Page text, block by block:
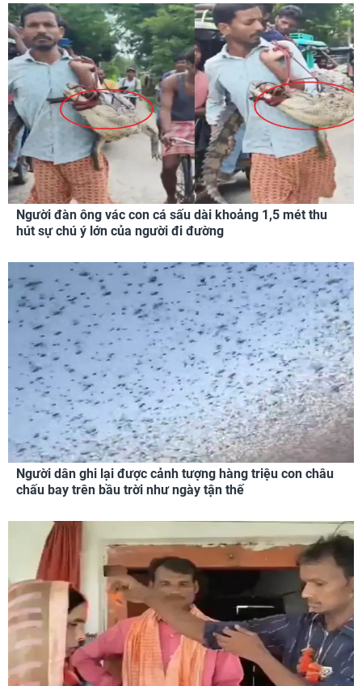
Người đàn ông vác con cá sấu dài khoảng 1,5 mét thu
hút sự chú ý lớn của người đi đường
Người dân ghi lại được cảnh tượng hàng triệu con châu
chấu bay trên bầu trời như ngày tận thế